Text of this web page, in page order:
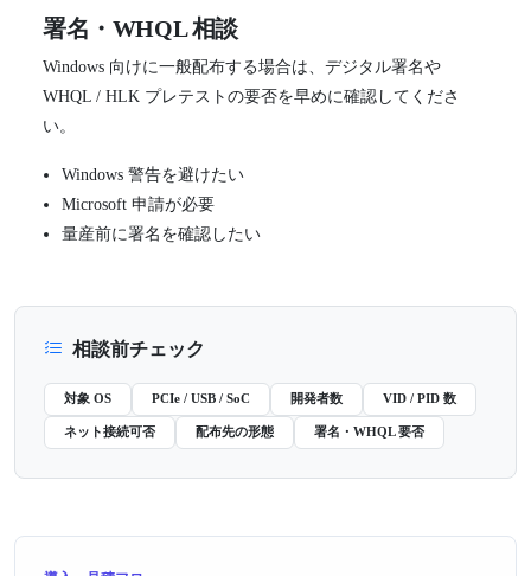
署名・WHQL 相談
Windows 向けに一般配布する場合は、デジタル署名や
WHQL / HLK プレテストの要否を早めに確認してくださ
い。
Windows 警告を避けたい
Microsoft 申請が必要
量産前に署名を確認したい
相談前チェック
対象 OS PCIe / USB / SoC 開発者数 VID / PID 数
ネット接続可否 配布先の形態 署名・WHQL 要否